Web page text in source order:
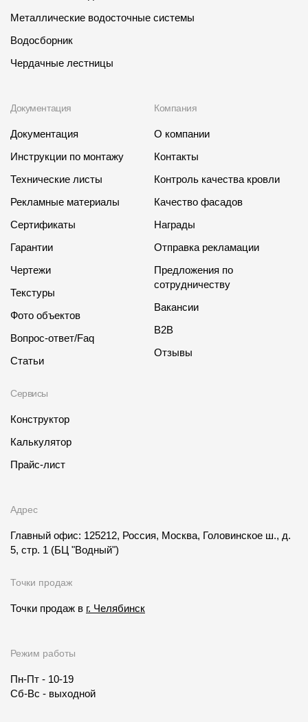
Металлические водосточные системы
Водосборник
Чердачные лестницы
Документация
Документация
Инструкции по монтажу
Технические листы
Рекламные материалы
Сертификаты
Гарантии
Чертежи
Текстуры
Фото объектов
Вопрос-ответ/Faq
Статьи
Сервисы
Конструктор
Калькулятор
Прайс-лист
Компания
О компании
Контакты
Контроль качества кровли
Качество фасадов
Награды
Отправка рекламации
Предложения по
сотрудничеству
Вакансии
B2B
Отзывы
Адрес
Главный офис: 125212, Россия, Москва, Головинское ш., д.
5, стр. 1 (БЦ "Водный")
Точки продаж
Точки продаж в г. Челябинск
Режим работы
Пн-Пт - 10-19
Сб-Вс - выходной